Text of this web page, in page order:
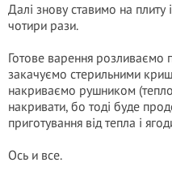
Далі знову ставимо на
чотири рази.
Готове варення розливаємо
закачуємо стерильними
накриваємо рушником
накривати, бо тоді буде
приготування від тепла і
Ось и все.